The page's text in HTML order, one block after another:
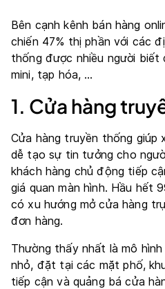
Bên cạnh kênh bán hàng
chiến 47% thị phần với các
thống được nhiều người biết
mini, tạp hóa, …
1. Cửa hàng
Cửa hàng truyền thống giúp
dễ tạo sự tin tưởng cho
khách hàng chủ động tiếp
giá quan màn hình. Hầu hết
có xu hướng mở cửa hàng
đơn hàng.
Thường thấy nhất là mô
nhỏ, đặt tại các mặt phố,
tiếp cận và quảng bá cửa